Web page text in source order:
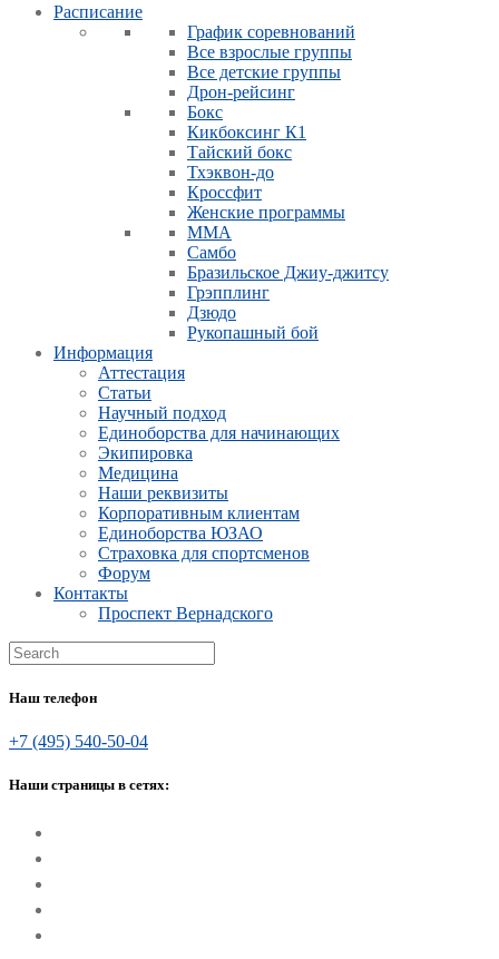
Расписание
График соревнований
Все взрослые группы
Все детские группы
Дрон-рейсинг
Бокс
Кикбоксинг К1
Тайский бокс
Тхэквон-до
Кроссфит
Женские программы
ММА
Самбо
Бразильское Джиу-джитсу
Грэпплинг
Дзюдо
Рукопашный бой
Информация
Аттестация
Статьи
Научный подход
Единоборства для начинающих
Экипировка
Медицина
Наши реквизиты
Корпоративным клиентам
Единоборства ЮЗАО
Страховка для спортсменов
Форум
Контакты
Проспект Вернадского
Наш телефон
+7 (495) 540-50-04
Наши страницы в сетях: